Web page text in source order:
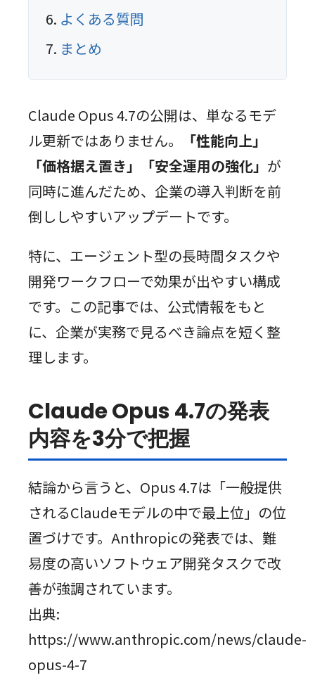
よくある質問
まとめ
Claude Opus 4.7の公開は、単なるモデ
ル更新ではありません。
「性能向上」
「価格据え置き」「安全運用の強化」 が
同時に進んだため、企業の導入判断を前
倒ししやすいアップデートです。
特に、エージェント型の長時間タスクや
開発ワークフローで効果が出やすい構成
です。この記事では、公式情報をもと
に、企業が実務で見るべき論点を短く整
理します。
Claude Opus 4.7の発表
内容を3分で把握
結論から言うと、Opus 4.7は「一般提供
されるClaudeモデルの中で最上位」の位
置づけです。Anthropicの発表では、難
易度の高いソフトウェア開発タスクで改
善が強調されています。
出典:
https://www.anthropic.com/news/claude-
opus-4-7